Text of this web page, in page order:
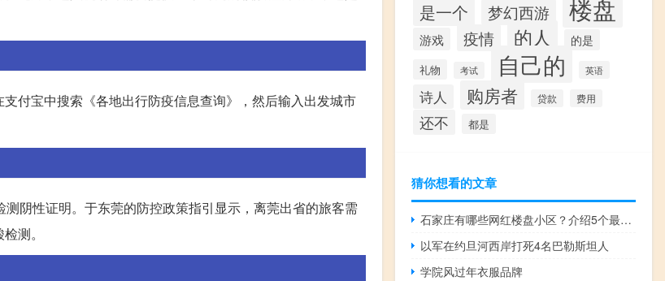
付宝中搜索《各地出行防疫信息查询》，然后输入出发城市
阴性证明。于东莞的防控政策指引显示，离莞出省的旅客需
测。
是一个 梦幻西游 楼盘
游戏 疫情 的人 的是
礼物 考试 自己的 英语
诗人 购房者 贷款 费用
还不 都是
猜你想看的文章
石家庄有哪些网红楼盘小区？介绍5个最知名地产项目
以军在约旦河西岸打死4名巴勒斯坦人
学院风过年衣服品牌